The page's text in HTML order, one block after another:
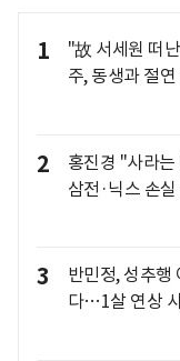
1
"故 서세원 떠
주, 동생과 절연
2
홍진경 "사라
삼전·닉스 손
3
반민정, 성추행
다…1살 연상